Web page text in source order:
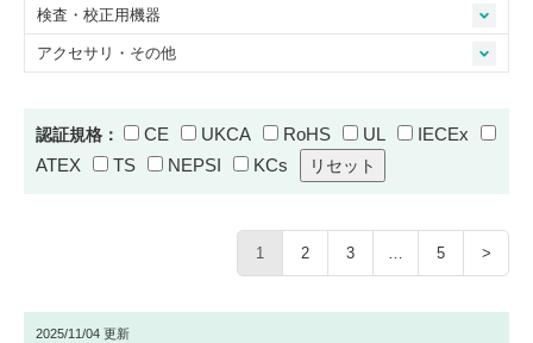
検査・校正用機器
アクセサリ・その他
認証規格： CE UKCA RoHS UL
IECEx
ATEX
TS NEPSI KCs
1 2 3 … 5 >
2025/11/04 更新